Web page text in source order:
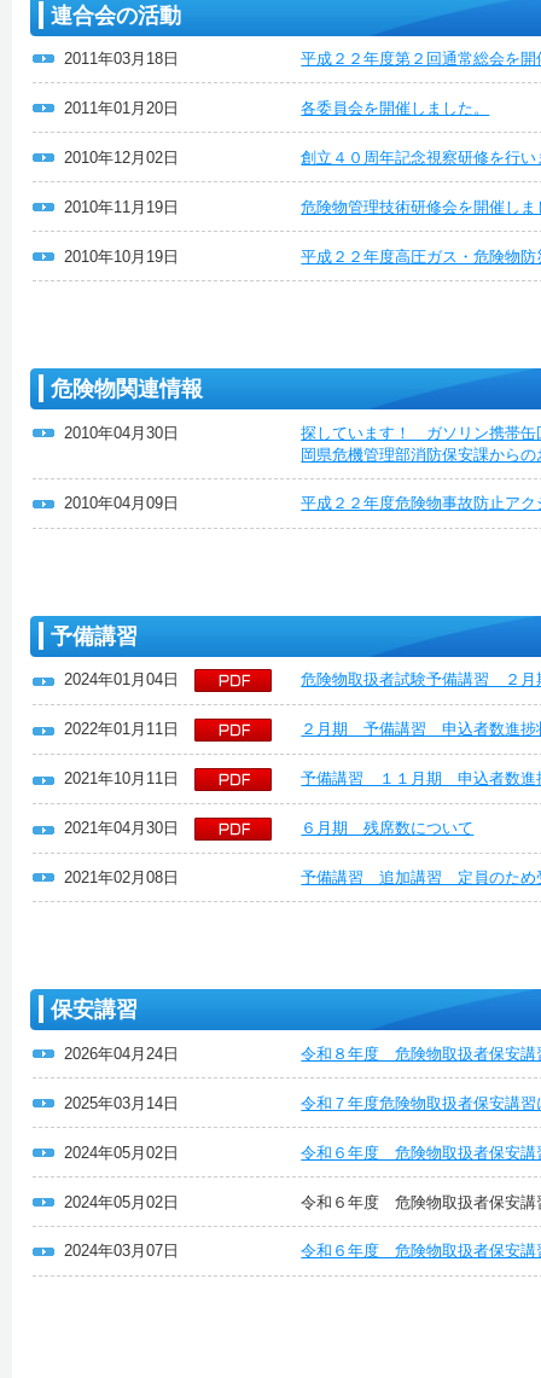
連合会の活動
2011年03月18日 平成２２年度第２回通常総会を
2011年01月20日 各委員会を開催しました。
2010年12月02日 創立４０周年記念視察研修を行い
2010年11月19日 危険物管理技術研修会を開催しま
2010年10月19日 平成２２年度高圧ガス・危険物
危険物関連情報
2010年04月30日
探しています！ ガソリン携帯缶
岡県危機管理部消防保安課から
2010年04月09日 平成２２年度危険物事故防止ア
予備講習
2024年01月04日 危険物取扱者試験予備講習 ２
2022年01月11日 ２月期 予備講習 申込者数進捗
2021年10月11日 予備講習 １１月期 申込者数進
2021年04月30日 ６月期 残席数について
2021年02月08日 予備講習 追加講習 定員のため
保安講習
2026年04月24日 令和８年度 危険物取扱者保安講
2025年03月14日 令和７年度危険物取扱者保安講習
2024年05月02日 令和６年度 危険物取扱者保安講
2024年05月02日 令和６年度 危険物取扱者保安講
2024年03月07日 令和６年度 危険物取扱者保安講